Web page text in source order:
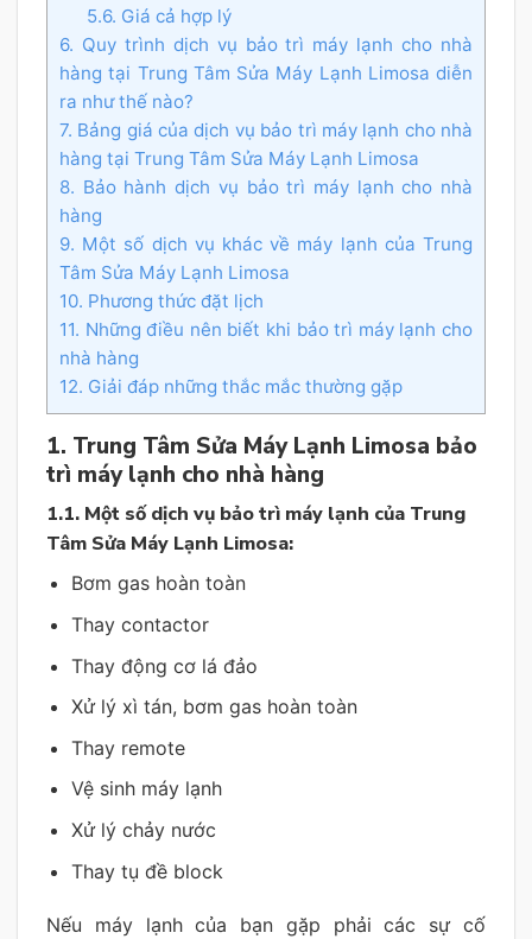
5.6. Giá cả hợp lý
6. Quy trình dịch vụ bảo trì máy lạnh cho nhà
hàng tại Trung Tâm Sửa Máy Lạnh Limosa diễn
ra như thế nào?
7. Bảng giá của dịch vụ bảo trì máy lạnh cho nhà
hàng tại Trung Tâm Sửa Máy Lạnh Limosa
8. Bảo hành dịch vụ bảo trì máy lạnh cho nhà
hàng
9. Một số dịch vụ khác về máy lạnh của Trung
Tâm Sửa Máy Lạnh Limosa
10. Phương thức đặt lịch
11. Những điều nên biết khi bảo trì máy lạnh cho
nhà hàng
12. Giải đáp những thắc mắc thường gặp
1. Trung Tâm Sửa Máy Lạnh Limosa bảo
trì máy lạnh cho nhà hàng
1.1. Một số dịch vụ bảo trì máy lạnh của Trung
Tâm Sửa Máy Lạnh Limosa:
Bơm gas hoàn toàn
Thay contactor
Thay động cơ lá đảo
Xử lý xì tán, bơm gas hoàn toàn
Thay remote
Vệ sinh máy lạnh
Xử lý chảy nước
Thay tụ đề block
Nếu máy lạnh của bạn gặp phải các sự cố